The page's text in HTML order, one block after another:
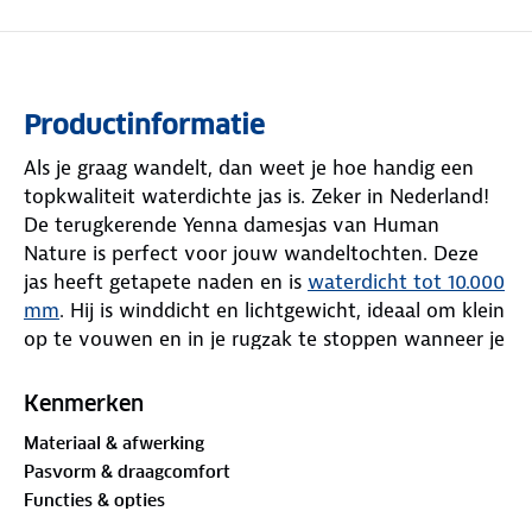
Productinformatie
Als je graag wandelt, dan weet je hoe handig een
topkwaliteit waterdichte jas is. Zeker in Nederland!
De terugkerende Yenna damesjas van Human
Nature is perfect voor jouw wandeltochten. Deze
jas heeft getapete naden en is waterdicht tot 10.000
mm. Hij is winddicht en lichtgewicht, ideaal om klein
op te vouwen en in je rugzak te stoppen wanneer je
hem geschikt maakt als extra laagje tegen regen en
wind. Als je het koud hebt, kun je de jas combineren
Kenmerken
Materiaal & afwerking
Pasvorm & draagcomfort
Functies & opties